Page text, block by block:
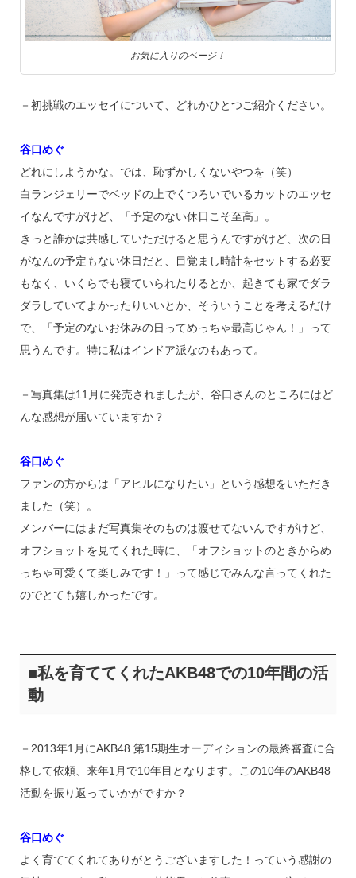
お気に入りのページ！
－初挑戦のエッセイについて、どれかひとつご紹介ください。
谷口めぐ
どれにしようかな。では、恥ずかしくないやつを（笑）
白ランジェリーでベッドの上でくつろいでいるカットのエッセ
イなんですがけど、「予定のない休日こそ至高」。
きっと誰かは共感していただけると思うんですがけど、次の日
がなんの予定もない休日だと、目覚まし時計をセットする必要
もなく、いくらでも寝ていられたりるとか、起きても家でダラ
ダラしていてよかったりいいとか、そういうことを考えるだけ
で、「予定のないお休みの日ってめっちゃ最高じゃん！」って
思うんです。特に私はインドア派なのもあって。
－写真集は11月に発売されましたが、谷口さんのところにはど
んな感想が届いていますか？
谷口めぐ
ファンの方からは「アヒルになりたい」という感想をいただき
ました（笑）。
メンバーにはまだ写真集そのものは渡せてないんですがけど、
オフショットを見てくれた時に、「オフショットのときからめ
っちゃ可愛くて楽しみです！」って感じでみんな言ってくれた
のでとても嬉しかったです。
■私を育ててくれたAKB48での10年間の活
動
－2013年1月にAKB48 第15期生オーディションの最終審査に合
格して依頼、来年1月で10年目となります。この10年のAKB48
活動を振り返っていかがですか？
谷口めぐ
よく育ててくれてありがとうございますした！っていう感謝の